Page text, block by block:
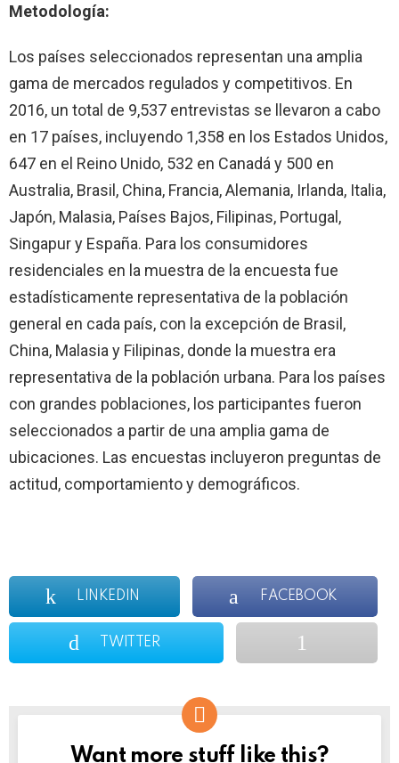
Metodología:
Los países seleccionados representan una amplia
gama de mercados regulados y competitivos. En
2016, un total de 9,537 entrevistas se llevaron a cabo
en 17 países, incluyendo 1,358 en los Estados Unidos,
647 en el Reino Unido, 532 en Canadá y 500 en
Australia, Brasil, China, Francia, Alemania, Irlanda, Italia,
Japón, Malasia, Países Bajos, Filipinas, Portugal,
Singapur y España. Para los consumidores
residenciales en la muestra de la encuesta fue
estadísticamente representativa de la población
general en cada país, con la excepción de Brasil,
China, Malasia y Filipinas, donde la muestra era
representativa de la población urbana. Para los países
con grandes poblaciones, los participantes fueron
seleccionados a partir de una amplia gama de
ubicaciones. Las encuestas incluyeron preguntas de
actitud, comportamiento y demográficos.
LINKEDIN FACEBOOK
TWITTER
NEWSLETTER
Want more stuff like this?